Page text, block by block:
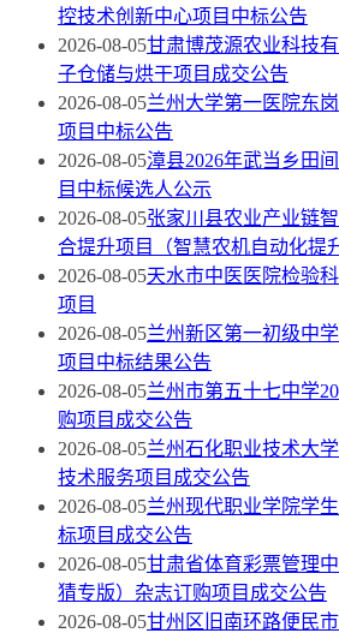
控技术创新中心项目中标公告
2026-08-05甘肃博茂源农业科技
子仓储与烘干项目成交公告
2026-08-05兰州大学第一医院东
项目中标公告
2026-08-05漳县2026年武当乡田
目中标候选人公示
2026-08-05张家川县农业产业链
合提升项目（智慧农机自动化提
2026-08-05天水市中医医院检验
项目
2026-08-05兰州新区第一初级中
项目中标结果公告
2026-08-05兰州市第五十七中学
购项目成交公告
2026-08-05兰州石化职业技术大
技术服务项目成交公告
2026-08-05兰州现代职业学院学
标项目成交公告
2026-08-05甘肃省体育彩票管理
猜专版）杂志订购项目成交公告
2026-08-05甘州区旧南环路便民